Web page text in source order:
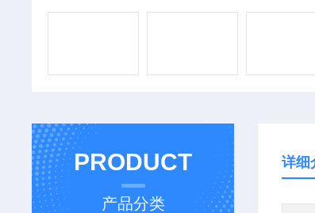
PRODUCT
产品分类
详细